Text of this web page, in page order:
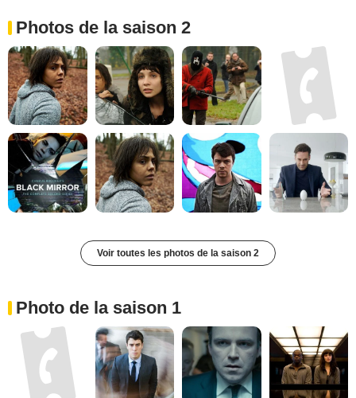
Photos de la saison 2
Voir toutes les photos de la saison 2
Photo de la saison 1